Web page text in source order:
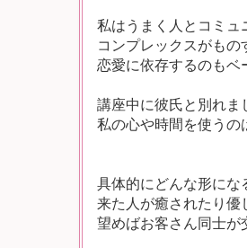
私はうまく人とコミュ
コンプレックスがもの
恋愛に依存するのもベ
講座中に彼氏と別れま
私の心や時間を使うの
具体的にどんな形にな
来た人が癒されたり優
望めばお客さん同士が